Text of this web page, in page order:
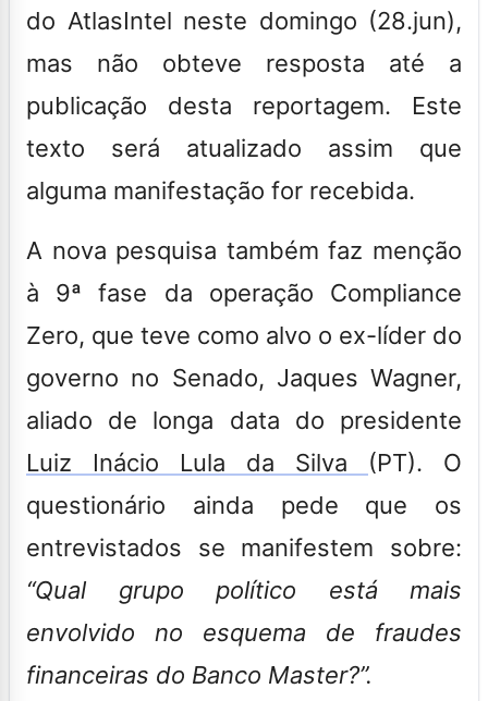
do AtlasIntel neste domingo (28.jun),
mas não obteve resposta até a
publicação desta reportagem. Este
texto será atualizado assim que
alguma manifestação for recebida.
A nova pesquisa também faz menção
à 9ª fase da operação Compliance
Zero, que teve como alvo o ex-líder do
governo no Senado, Jaques Wagner,
aliado de longa data do presidente
Luiz Inácio Lula da Silva (PT). O
questionário ainda pede que os
entrevistados se manifestem sobre:
“Qual grupo político está mais
envolvido no esquema de fraudes
financeiras do Banco Master?”.